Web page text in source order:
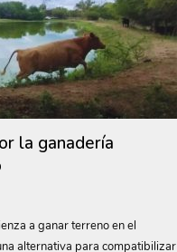
la ganadería
a ganar terreno en el
alternativa para compatibilizar